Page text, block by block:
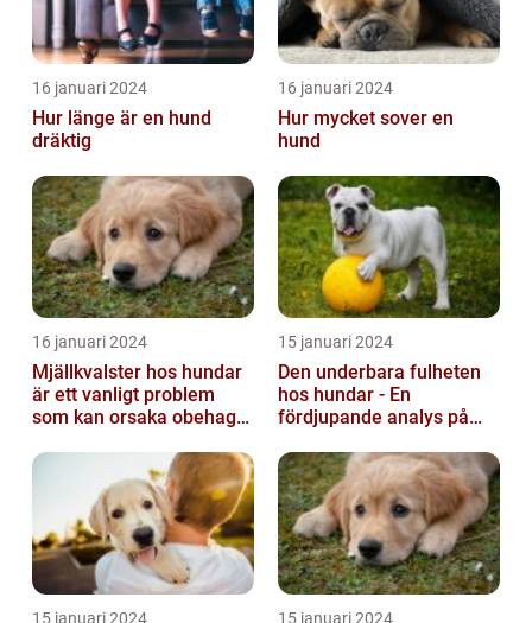
16 januari 2024
Hur länge är en hund
dräktig
16 januari 2024
Hur mycket sover en
hund
16 januari 2024
Mjällkvalster hos hundar
är ett vanligt problem
som kan orsaka obehag
hunden...
15 januari 2024
Den underbara fulheten
hos hundar - En
fördjupande analys på
15 januari 2024 15 januari 2024